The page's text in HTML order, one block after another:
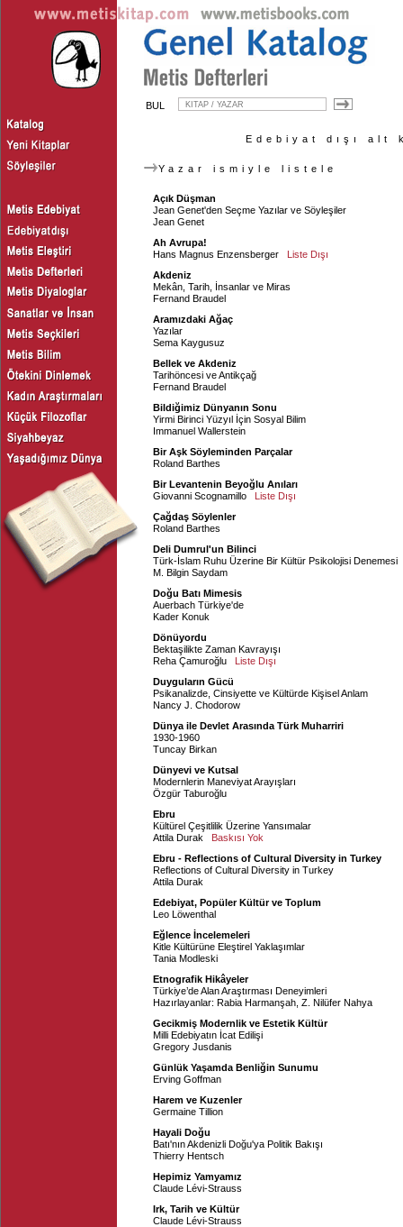
BUL
Edebiyat dışı
Yazar ismiyle listele
Açık Düşman
Jean Genet'den Seçme Yazılar ve Söyleşiler
Jean Genet
Ah Avrupa!
Hans Magnus Enzensberger
Liste Dışı
Akdeniz
Mekân, Tarih, İnsanlar ve Miras
Fernand Braudel
Aramızdaki Ağaç
Yazılar
Sema Kaygusuz
Bellek ve Akdeniz
Tarihöncesi ve Antikçağ
Fernand Braudel
Bildiğimiz Dünyanın Sonu
Yirmi Birinci Yüzyıl İçin Sosyal Bilim
Immanuel Wallerstein
Bir Aşk Söyleminden Parçalar
Roland Barthes
Bir Levantenin Beyoğlu Anıları
Giovanni Scognamillo
Liste Dışı
Çağdaş Söylenler
Roland Barthes
Deli Dumrul'un Bilinci
Türk-İslam Ruhu Üzerine Bir Kültür Psikolojisi Denemesi
M. Bilgin Saydam
Doğu Batı Mimesis
Auerbach Türkiye'de
Kader Konuk
Dönüyordu
Bektaşilikte Zaman Kavrayışı
Reha Çamuroğlu
Liste Dışı
Duyguların Gücü
Psikanalizde, Cinsiyette ve Kültürde Kişisel Anlam
Nancy J. Chodorow
Dünya ile Devlet Arasında Türk Muharriri
1930-1960
Tuncay Birkan
Dünyevi ve Kutsal
Modernlerin Maneviyat Arayışları
Özgür Taburoğlu
Ebru
Kültürel Çeşitlilik Üzerine Yansımalar
Attila Durak
Baskısı Yok
Ebru - Reflections of Cultural Diversity in Turkey
Reflections of Cultural Diversity in Turkey
Attila Durak
Edebiyat, Popüler Kültür ve Toplum
Leo Löwenthal
Eğlence İncelemeleri
Kitle Kültürüne Eleştirel Yaklaşımlar
Tania Modleski
Etnografik Hikâyeler
Türkiye’de Alan Araştırması Deneyimleri
Hazırlayanlar: Rabia Harmanşah Z. Nilüfer Nahya
Gecikmiş Modernlik ve Estetik Kültür
Milli Edebiyatın İcat Edilişi
Gregory Jusdanis
Günlük Yaşamda Benliğin Sunumu
Erving Goffman
Harem ve Kuzenler
Germaine Tillion
Hayali Doğu
Batı'nın Akdenizli Doğu'ya Politik Bakışı
Thierry Hentsch
Hepimiz Yamyamız
Claude Lévi-Strauss
Irk, Tarih ve Kültür
Claude Lévi-Strauss